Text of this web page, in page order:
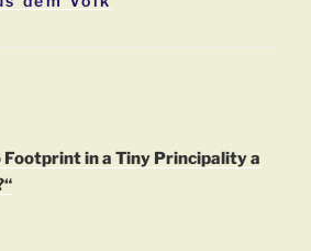
Footprint in a Tiny Principality a